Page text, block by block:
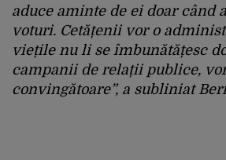
aduce aminte de ei doar când
voturi. Cetățenii vor o
viețile nu li se îmbunătățesc
campanii de relații publice,
convingătoare”, a subliniat